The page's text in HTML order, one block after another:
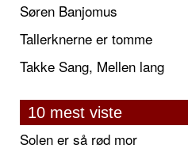
Søren Banjomus
Tallerknerne er tomme
Takke Sang, Mellen lang
10 mest viste
Solen er så rød mor